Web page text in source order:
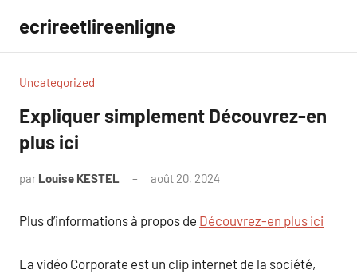
contenu
ecrireetlireenligne
Uncategorized
Expliquer simplement Découvrez-en
plus ici
par Louise KESTEL août 20, 2024
Plus d’informations à propos de Découvrez-en plus ici
La vidéo Corporate est un clip internet de la société,